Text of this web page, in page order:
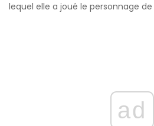
lequel elle a joué le personnage de
ad